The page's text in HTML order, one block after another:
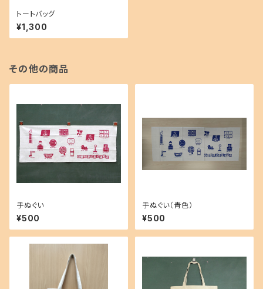
トートバッグ
¥1,300
その他の商品
手ぬぐい
¥500
手ぬぐい（青色）
¥500